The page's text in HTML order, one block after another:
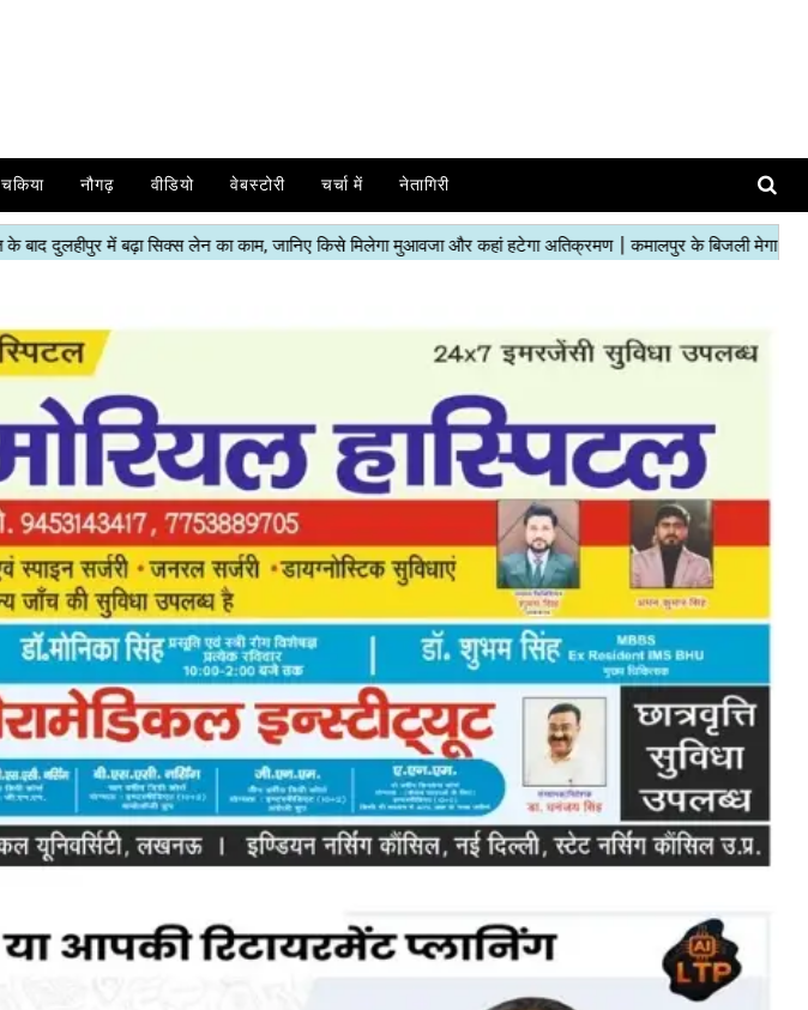
चकिया नौगढ़ वीडियो वेबस्टोरी चर्चा में नेतागिरी